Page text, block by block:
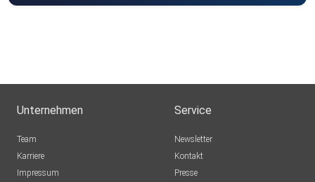
Unternehmen
Team
Karriere
Impressum
Service
Newsletter
Kontakt
Presse